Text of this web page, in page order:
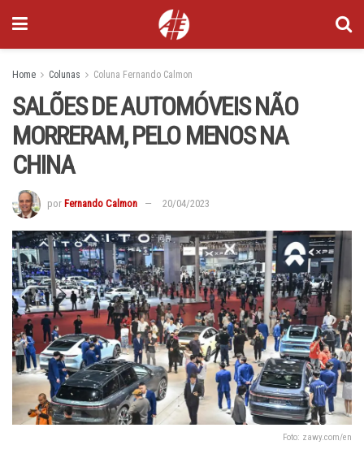
Home Colunas Coluna Fernando Calmon
SALÕES DE AUTOMÓVEIS NÃO
MORRERAM, PELO MENOS NA
CHINA
por Fernando Calmon 20/04/2023
Foto: zawy.com/en